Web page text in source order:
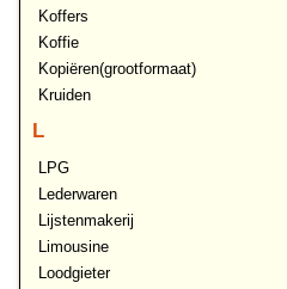
Koffers
Koffie
Kopiëren(grootformaat)
Kruiden
L
LPG
Lederwaren
Lijstenmakerij
Limousine
Loodgieter